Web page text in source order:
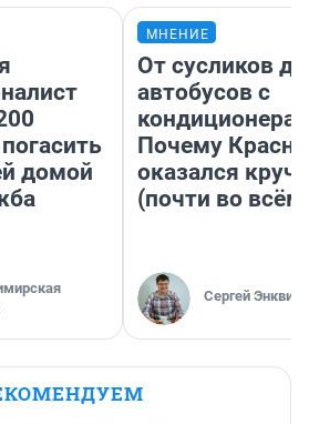
домой
МНЕНИЕ
От сусликов до
автобусов с
Почему
оказался
(почти во
Сергей Энквист